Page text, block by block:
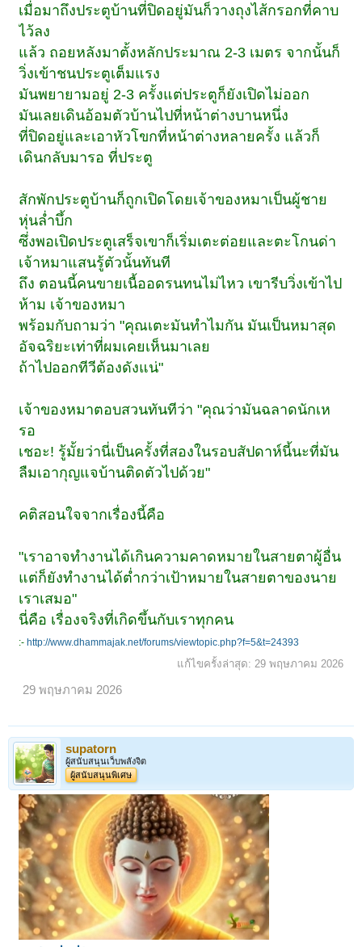
เมื่อมาถึงประตูบ้านที่ปิดอยู่มันก็วางถุงไส้กรอกที่คาบ
ไว้ลง
แล้ว ถอยหลังมาตั้งหลักประมาณ 2-3 เมตร จากนั้นก็
วิ่งเข้าชนประตูเต็มแรง
มันพยายามอยู่ 2-3 ครั้งแต่ประตูก็ยังเปิดไม่ออก
มันเลยเดินอ้อมตัวบ้านไปที่หน้าต่างบานหนึ่ง
ที่ปิดอยู่และเอาหัวโขกที่หน้าต่างหลายครั้ง แล้วก็
เดินกลับมารอ ที่ประตู
สักพักประตูบ้านก็ถูกเปิดโดยเจ้าของหมาเป็นผู้ชาย
หุ่นล่ำบึ้ก
ซึ่งพอเปิดประตูเสร็จเขาก็เริ่มเตะต่อยและตะโกนด่า
เจ้าหมาแสนรู้ตัวนั้นทันที
ถึง ตอนนี้คนขายเนื้ออดรนทนไม่ไหว เขารีบวิ่งเข้าไป
ห้าม เจ้าของหมา
พร้อมกับถามว่า "คุณเตะมันทำไมกัน มันเป็นหมาสุด
อัจฉริยะเท่าที่ผมเคยเห็นมาเลย
ถ้าไปออกทีวีต้องดังแน่"
เจ้าของหมาตอบสวนทันทีว่า "คุณว่ามันฉลาดนักเห
รอ
เชอะ! รู้มั้ยว่านี่เป็นครั้งที่สองในรอบสัปดาห์นี้นะที่มัน
ลืมเอากุญแจบ้านติดตัวไปด้วย"
คติสอนใจจากเรื่องนี้คือ
"เราอาจทำงานได้เกินความคาดหมายในสายตาผู้อื่น
แต่ก็ยังทำงานได้ต่ำกว่าเป้าหมายในสายตาของนาย
เราเสมอ"
นี่คือ เรื่องจริงที่เกิดขึ้นกับเราทุกคน
:- http://www.dhammajak.net/forums/viewtopic.php?f=5&t=24393
แก้ไขครั้งล่าสุด: 29 พฤษภาคม 2026
29 พฤษภาคม 2026
supatorn
ผู้สนับสนุนเว็บพลังจิต
ผู้สนับสนุนพิเศษ